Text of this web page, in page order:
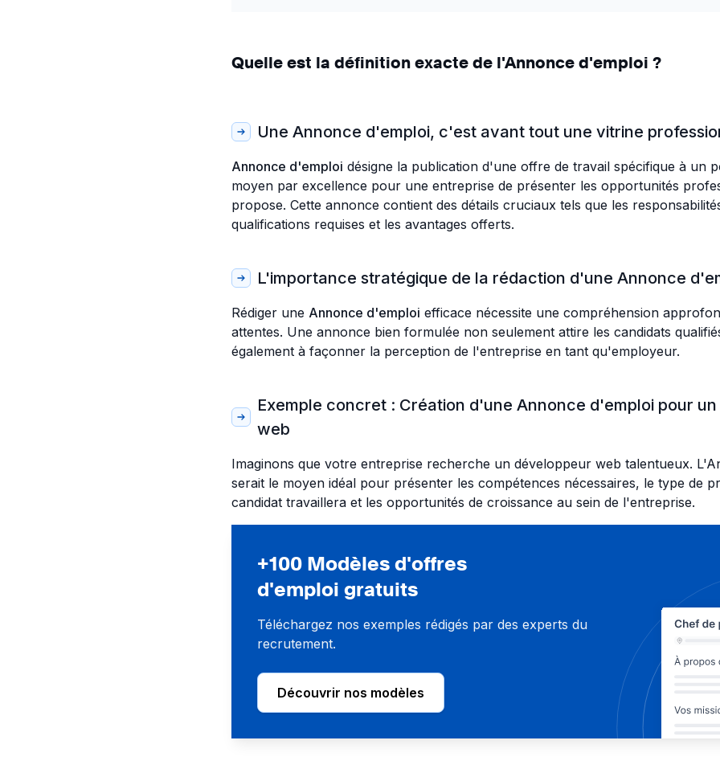
Quelle est la définition exacte de l'Annonce d'emploi ?
Une Annonce d'emploi, c'est avant tout une vitrine
Annonce d'emploi désigne la publication d'une offre de travail spécifique à un
moyen par excellence pour une entreprise de présenter les opportunités
propose. Cette annonce contient des détails cruciaux tels que les
qualifications requises et les avantages offerts.
L'importance stratégique de la rédaction d'une Annonce
Rédiger une Annonce d'emploi efficace nécessite une compréhension
attentes. Une annonce bien formulée non seulement attire les candidats
également à façonner la perception de l'entreprise en tant qu'employeur.
Exemple concret : Création d'une Annonce d'emploi pour
web
Imaginons que votre entreprise recherche un développeur web talentueux.
serait le moyen idéal pour présenter les compétences nécessaires, le type de
candidat travaillera et les opportunités de croissance au sein de l'entreprise.
+100 Modèles d'offres
d'emploi gratuits
Téléchargez nos exemples rédigés par des experts du
recrutement.
Découvrir nos modèles